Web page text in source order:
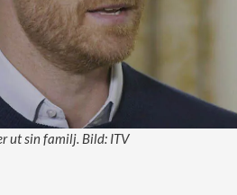
ut sin familj. Bild: ITV